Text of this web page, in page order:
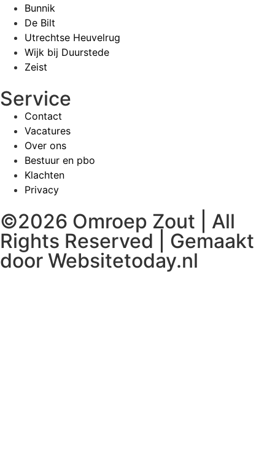
Bunnik
De Bilt
Utrechtse Heuvelrug
Wijk bij Duurstede
Zeist
Service
Contact
Vacatures
Over ons
Bestuur en pbo
Klachten
Privacy
©2026 Omroep Zout | All
Rights Reserved | Gemaakt
door Websitetoday.nl